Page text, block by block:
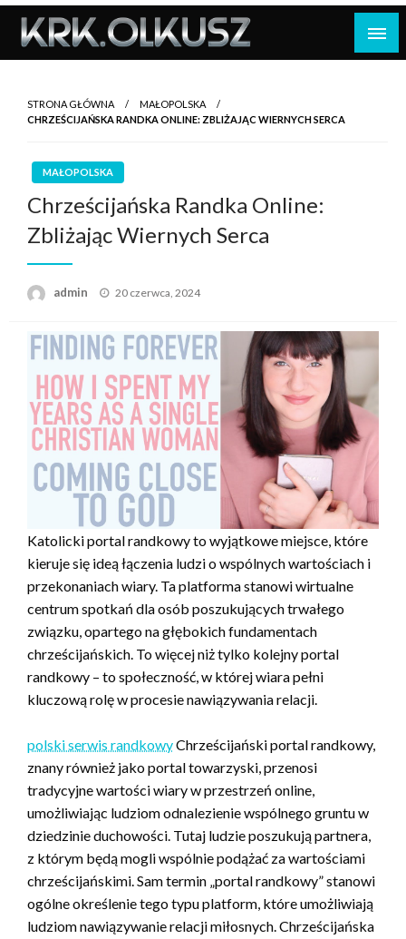
Skip
content
STRONA GŁÓWNA
MAŁOPOLSKA
CHRZEŚCIJAŃSKA RANDKA ONLINE: ZBLIŻAJĄC WIERNYCH SERCA
MAŁOPOLSKA
Chrześcijańska Randka Online:
Zbliżając Wiernych Serca
admin
Opublikowane
20 czerwca, 2024
Katolicki portal randkowy to wyjątkowe miejsce, które
kieruje się ideą łączenia ludzi o wspólnych wartościach i
przekonaniach wiary. Ta platforma stanowi wirtualne
centrum spotkań dla osób poszukujących trwałego
związku, opartego na głębokich fundamentach
chrześcijańskich. To więcej niż tylko kolejny portal
randkowy – to społeczność, w której wiara pełni
kluczową rolę w procesie nawiązywania relacji.
polski serwis randkowyChrześcijański portal randkowy,
znany również jako portal towarzyski, przenosi
tradycyjne wartości wiary w przestrzeń online,
umożliwiając ludziom odnalezienie wspólnego gruntu w
dziedzinie duchowości. Tutaj ludzie poszukują partnera,
z którym będą mogli wspólnie podążać za wartościami
chrześcijańskimi. Sam termin „portal randkowy” stanowi
ogólne określenie tego typu platform, które umożliwiają
ludziom nawiązywanie relacji miłosnych. Chrześcijańska